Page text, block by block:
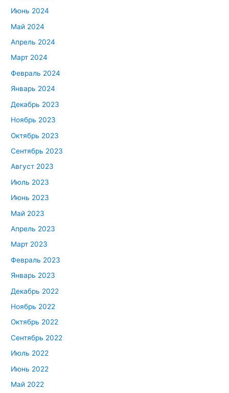
Июнь 2024
Май 2024
Апрель 2024
Март 2024
Февраль 2024
Январь 2024
Декабрь 2023
Ноябрь 2023
Октябрь 2023
Сентябрь 2023
Август 2023
Июль 2023
Июнь 2023
Май 2023
Апрель 2023
Март 2023
Февраль 2023
Январь 2023
Декабрь 2022
Ноябрь 2022
Октябрь 2022
Сентябрь 2022
Июль 2022
Июнь 2022
Май 2022